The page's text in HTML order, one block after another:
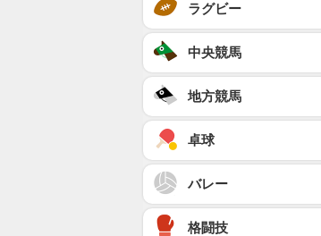
ラグビー
中央競馬
地方競馬
卓球
バレー
格闘技